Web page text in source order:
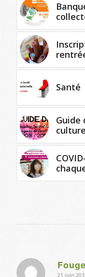
Santé
Guide
21 juin